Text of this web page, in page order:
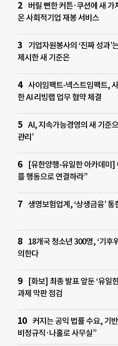
버릴 뻔한 커튼·쿠션에 새
온 사회적기업 재봉 서비스
기업자원봉사의 ‘진짜 성과’
제시한 새 기준은
사이임팩트-넥스트임팩트,
한 AI 리빙랩 업무 협약 체결
AI, 지속가능경영의 새 기준
관리’
[유한양행-유일한 아카데미]
를 행동으로 연결하라”
생명보험업계, ‘상생금융’ 통
18개국 청소년 300명, ‘기후
의한다
[화보] 최종 발표 앞둔 ‘유일
과제 막판 점검
커지는 공익 법률 수요, 기
비정규직·나홀로 사무실”